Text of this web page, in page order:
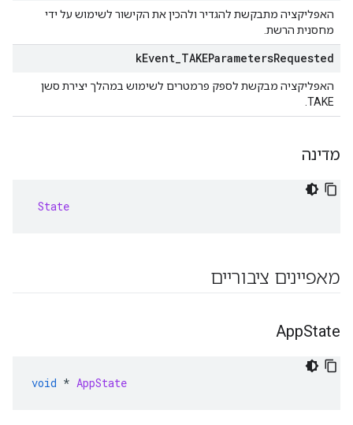
האפליקציה מתבקשת להגדיר ולהכין את הקישור לשימוש על ידי
מחסנית הרשת.
kEvent TAKEParametersRequested
האפליקציה מבקשת לספק פרמטרים לשימוש במהלך יצירת סשן
TAKE.
מדינה
State
מאפיינים ציבוריים
AppState
void * AppState